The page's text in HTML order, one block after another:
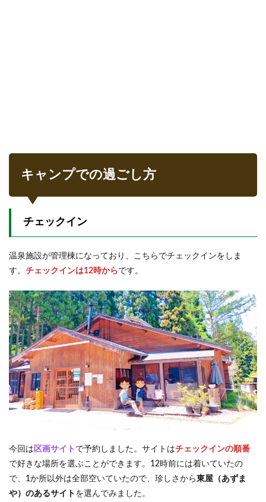
キャンプでの過ごし方
チェックイン
温泉施設が管理棟になっており、こちらでチェックインをしま
す。 チェックインは12時からです。
今回は 区画サイト で予約しました。サイトはチェックインの順番
で好きな場所を選ぶことができます。12時前には着いていたの
で、1か所以外は全部空いていたので、珍しさから東屋（あずま
や）のあるサイト を選んでみました。